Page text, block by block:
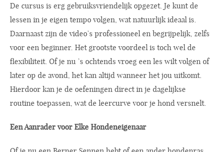
De cursus is erg gebruiksvriendelijk opgezet. Je kunt de
lessen in je eigen tempo volgen, wat natuurlijk ideaal is.
Daarnaast zijn de video’s professioneel en begrijpelijk, zelfs
voor een beginner. Het grootste voordeel is toch wel de
flexibiliteit. Of je nu ’s ochtends vroeg een les wilt volgen of
later op de avond, het kan altijd wanneer het jou uitkomt.
Hierdoor kan je de oefeningen direct in je dagelijkse
routine toepassen, wat de leercurve voor je hond versnelt.
Een Aanrader voor Elke Hondeneigenaar